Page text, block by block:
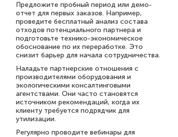
Предложите пробный период или демо-
отчет для первых заказов. Например,
проведите бесплатный анализ состава
отходов потенциального партнера и
подготовьте технико-экономическое
обоснование по их переработке. Это
снизит барьер для начала сотрудничества.
Наладьте партнерские отношения с
производителями оборудования и
экологическими консалтинговыми
агентствами. Они часто становятся
источником рекомендаций, когда их
клиенту требуется подрядчик для
утилизации.
Регулярно проводите вебинары для